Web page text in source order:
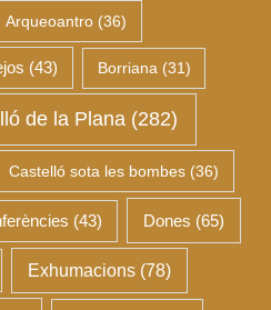
Arqueoantro(36)
(43) Borriana (31)
de la Plana(282)
Castelló sota les bombes (36)
(43) Dones (65)
Exhumacions (78)